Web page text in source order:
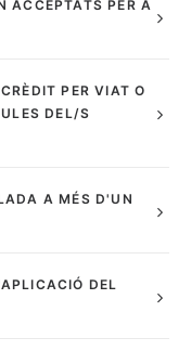
ACCEPTATS PER A
PER VIAT O
DEL/S
A MÉS D'UN
DEL